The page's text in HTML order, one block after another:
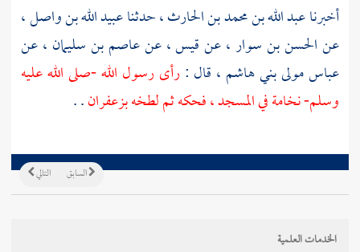
أخبرناعبد الله بن محمد بن الحارث، حدثناعبيد الله بن واصل،
عنالحسن بن سوار، عنقيس، عنعاصم بن سليمان ، عن
عباسمولىبني هاشم ، قال :رأى رسول الله -صلى الله عليه
وسلم- نخامة في المسجد ، فحكه ثم لطخه بزعفران. .
التالي السابق
الخدمات العلمية